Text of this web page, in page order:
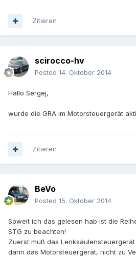
Zitieren
scirocco-hv
Posted 14. Oktober 2014
Hallo Sergej,
wurde die GRA im Motorsteuergerät
Zitieren
BeVo
Posted 15. Oktober 2014
Soweit ich das gelesen hab ist die
STG zu beachten!
Zuerst muß das
dann das Motorsteuergerät, nicht zu